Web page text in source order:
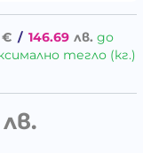
€ / 146.69 лв. до
тегло (кг.)
лв.